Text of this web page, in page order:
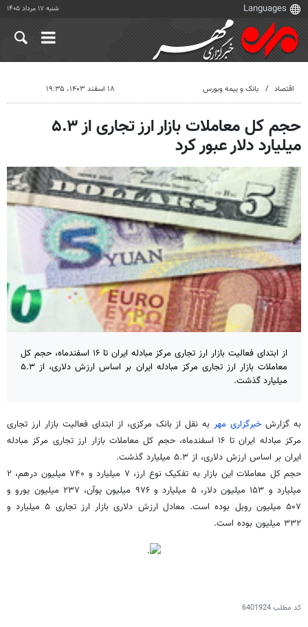
شنبه ۱۷ مرداد ۱۴۰۵
اقتصاد بانک و بیمه وبورس ۱۸ اسفند ۱۴۰۳، ۱۹:۳۵
حجم کل معاملات بازار ارز تجاری از ۵.۳
میلیارد دلار عبور کرد
از ابتدای فعالیت بازار ارز تجاری مرکز مبادله ایران تا ۱۶ اسفندماه، حجم کل
معاملات بازار ارز تجاری مرکز مبادله ایران بر اساس ارزش دلاری، از ۵.۳
میلیارد گذشت.
‌به گزارش خبرگزاری مهربه نقل از بانک مرکزی، از ابتدای فعالیت بازار ارز تجاری
مرکز مبادله ایران تا ۱۶ اسفندماه، حجم کل معاملات بازار ارز تجاری مرکز مبادله
ایران بر اساس ارزش دلاری، از ۵.۳ میلیارد گذشت.
حجم کل معاملات این بازار به تفکیک نوع ارز، ۷ میلیارد و ۷۴۰ میلیون درهم، ۲
میلیارد و ۱۵۳ میلیون دلار، ۵ میلیارد و ۹۷۶ میلیون
یوآن
، ۲۳۷ میلیون یورو و
۵۰۷ میلیون روبل بوده است. معادل ارزش دلاری بازار ارز تجاری ۵ میلیارد و
۳۳۲ میلیون بوده است.
کد مطلب6401924